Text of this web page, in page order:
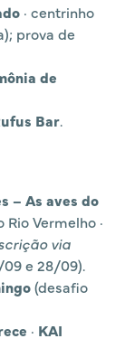
· centrinho
prova de
de
Bar.
– As aves do
Rio Vermelho ·
via
09 e 28/09).
(desafio
· KAI